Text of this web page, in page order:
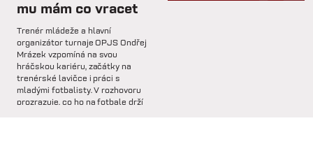
so 31.1.
🅱️ Prohra proti rezervě Gorniku
Zabrze.
so 31.1.
🅱️ DNES HRAJÍ HANÁCI 🔴⚪️Dnes
mu mám co vracet
Trenér mládeže a hlavní
organizátor turnaje OPJS Ondřej
Mrázek vzpomíná na svou
hráčskou kariéru, začátky na
trenérské lavičce i práci s
mladými fotbalisty. V rozhovoru
prozrazuje, co ho na fotbale drží